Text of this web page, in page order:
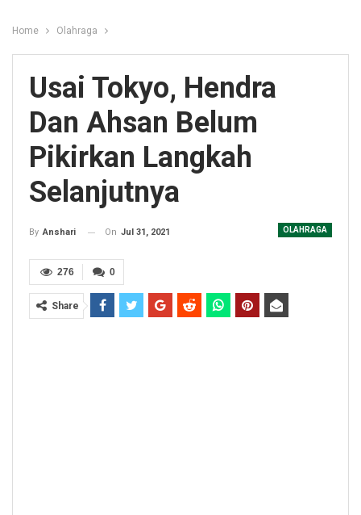
Home Olahraga
Usai Tokyo, Hendra
Dan Ahsan Belum
Pikirkan Langkah
Selanjutnya
OLAHRAGA
By Anshari On Jul 31, 2021
0
276
Share